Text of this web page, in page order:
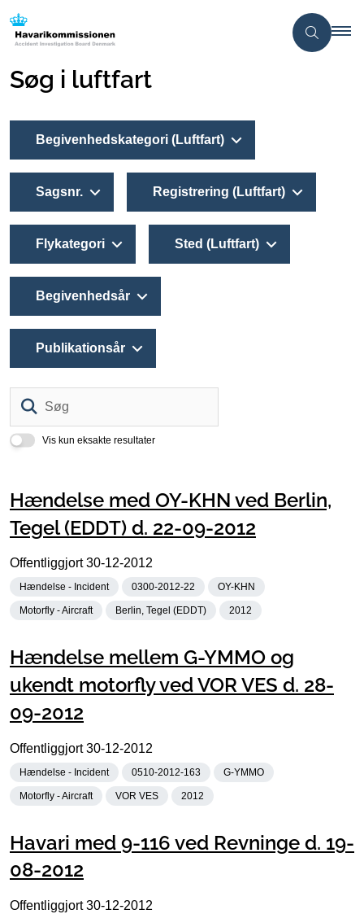
Søg i luftfart
Vis kun eksakte resultater
Begivenhedskategori (Luftfart)
Sagsnr. Registrering (Luftfart)
Flykategori Sted (Luftfart)
Begivenhedsår
Publikationsår
Hændelse med OY-KHN ved Berlin,
Tegel (EDDT) d. 22-09-2012
Offentliggjort30-12-2012
Hændelse - Incident 0300-2012-22 OY-KHN
Motorfly - Aircraft Berlin, Tegel (EDDT) 2012
Hændelse mellem G-YMMO og
ukendt motorfly ved VOR VES d. 28-
09-2012
Offentliggjort30-12-2012
Hændelse - Incident 0510-2012-163 G-YMMO
Motorfly - Aircraft VOR VES 2012
Havari med 9-116 ved Revninge d. 19-
08-2012
Offentliggjort30-12-2012